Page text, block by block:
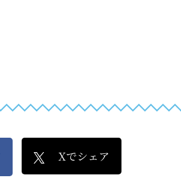
Xでシェア